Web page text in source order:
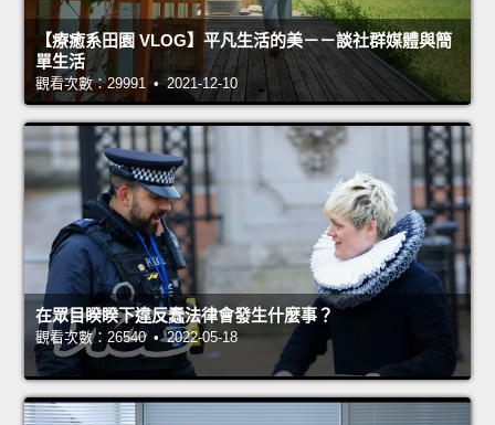
【療癒系田園 VLOG】平凡生活的美－－談社群媒體與簡
單生活
觀看次數：29991 • 2021-12-10
在眾目睽睽下違反蠢法律會發生什麼事？
觀看次數：26540 • 2022-05-18